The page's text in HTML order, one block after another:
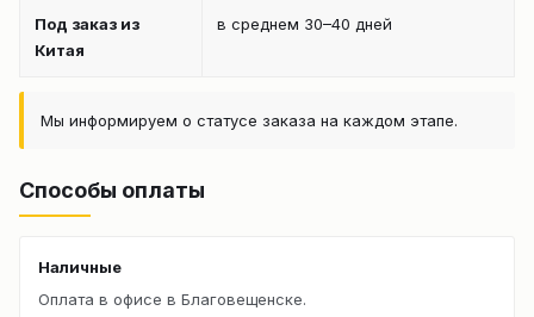
Под заказ из
Китая
в среднем 30–40 дней
Мы информируем о статусе заказа на каждом этапе.
Способы оплаты
Наличные
Оплата в офисе в Благовещенске.